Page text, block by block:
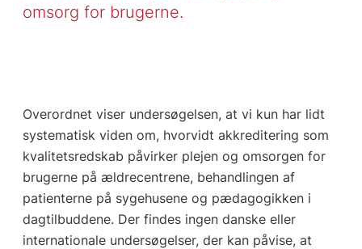
omsorg for brugerne.
Overordnet viser undersøgelsen, at vi kun har lidt
systematisk viden om, hvorvidt akkreditering som
kvalitetsredskab påvirker plejen og omsorgen for
brugerne på ældrecentrene, behandlingen af
patienterne på sygehusene og pædagogikken i
dagtilbuddene. Der findes ingen danske eller
internationale undersøgelser, der kan påvise, at